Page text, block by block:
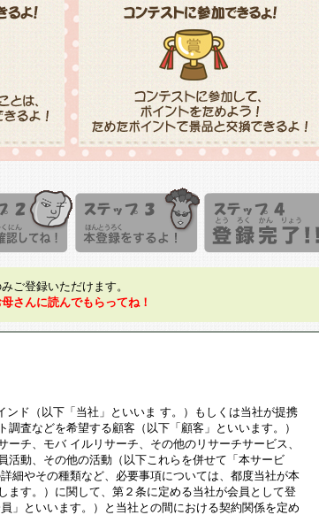
ご登録いただけます。
さんに読んでもらってね！
ンド（以下「当社」といいま す。）もしくは当社が提携
調査などを希望する顧客（以下「顧客」といいます。）
ーチ、モバ イルリサーチ、その他のリサーチサービス、
活動、その他の活動（以下これらを併せて「本サービ
細やその種類など、必要事項については、都度当社が本
ます。）に関して、第２条に定める当社が会員として登
」といいます。）と当社との間における契約関係を定め